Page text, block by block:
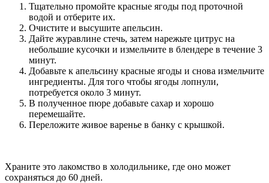
Тщательно промойте красные ягоды под проточной
водой и отберите их.
Очистите и высушите апельсин.
Дайте журавлине стечь, затем нарежьте цитрус на
небольшие кусочки и измельчите в блендере в течение 3
минут.
Добавьте к апельсину красные ягоды и снова измельчите
ингредиенты. Для того чтобы ягоды лопнули,
потребуется около 3 минут.
В полученное пюре добавьте сахар и хорошо
перемешайте.
Переложите живое варенье в банку с крышкой.
Храните это лакомство в холодильнике, где оно может
сохраняться до 60 дней.